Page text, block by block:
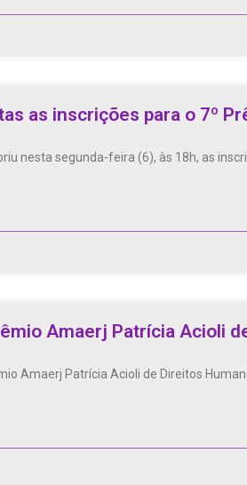
as inscrições para o 7º
nesta segunda-feira (6), às 18h, as
Amaerj Patrícia Acioli
Amaerj Patrícia Acioli de Direitos